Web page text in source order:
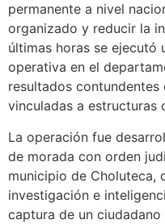
permanente a nivel
organizado y reducir la
últimas horas se ejecutó
operativa en el
resultados
vinculadas a estructuras
La operación fue
de morada con orden
municipio de Choluteca,
investigación e
captura de un